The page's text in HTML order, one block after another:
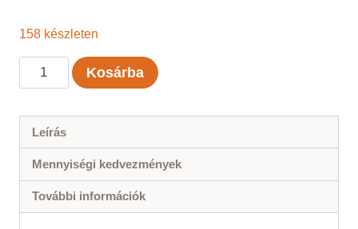
158 készleten
Kartopu
Amigurumi
Vanília
-
mennyiség
Kosárba
Leírás
Mennyiségi kedvezmények
További információk